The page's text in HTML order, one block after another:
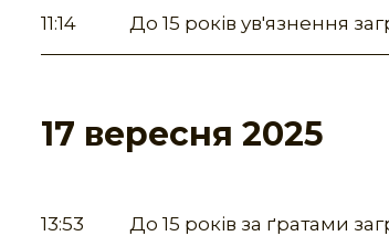
11:14 До 15 років ув'язнення
17 вересня 2025
13:53 До 15 років за ґратами